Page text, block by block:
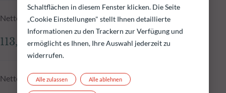
Nettoinventarwert zum 05.08.2026
113,15 €
Nettoinventarwert N-1
Schaltflächen in diesem Fenster klicken. Die Seite
„Cookie Einstellungen" stellt Ihnen detaillierte
Informationen zu den Trackern zur Verfügung und
ermöglicht es Ihnen, Ihre Auswahl jederzeit zu
widerrufen.
Alle ablehnen
Alle zulassen